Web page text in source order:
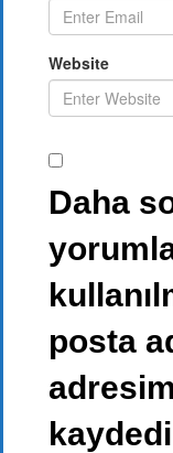
Website
Daha
posta